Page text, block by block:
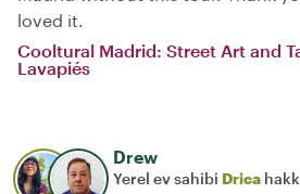
loved it.
Cooltural Madrid: Street Art and
Lavapiés
Drew
Yerel ev sahibi Drica